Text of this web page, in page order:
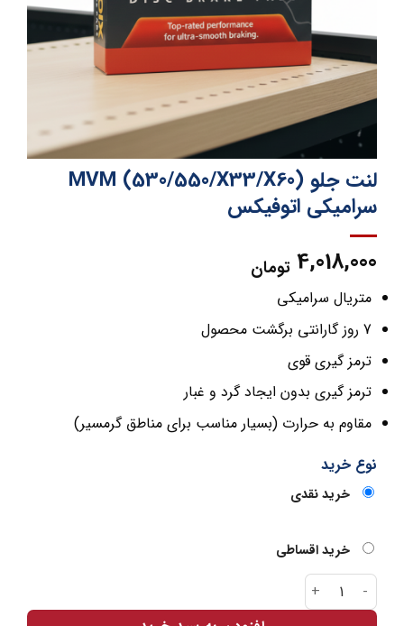
لنت جلو MVM (530/550/X33/X60)
سرامیکی اتوفیکس
4,018,000 تومان
متریال سرامیکی
7 روز گارانتی برگشت محصول
ترمز گیری قوی
ترمز گیری بدون ایجاد گرد و غبار
مقاوم به حرارت (بسیار مناسب برای مناطق گرمسیر)
نوع خرید
خرید نقدی
خرید اقساطی
لنت جلو MVM (530/550/X33/X60) سرامیکی اتوفیکس عدد